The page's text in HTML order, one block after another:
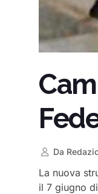
Da
La nuova
il 7 giugno